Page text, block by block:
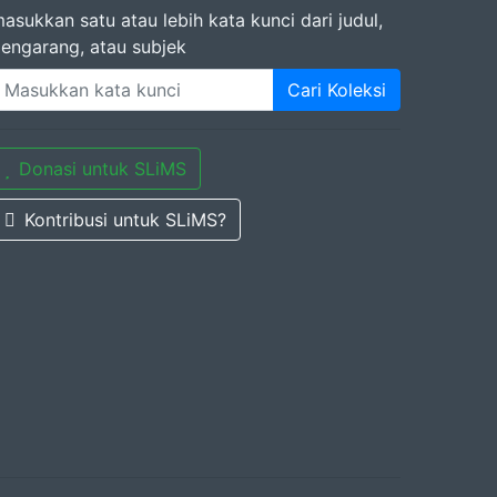
satu atau lebih kata kunci dari judul,
atau subjek
Cari Koleksi
Donasi untuk SLiMS
Kontribusi untuk SLiMS?